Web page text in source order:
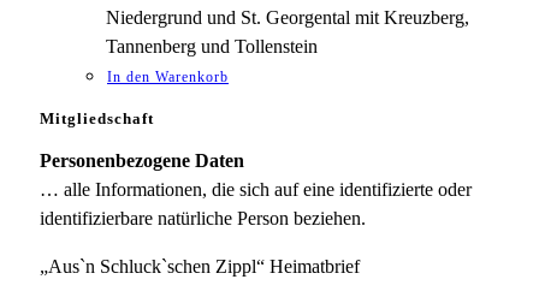
Niedergrund und St. Georgental mit Kreuzberg,
Tannenberg und Tollenstein
In den Warenkorb
Mitgliedschaft
Personenbezogene Daten
… alle Informationen, die sich auf eine identifizierte oder
identifizierbare natürliche Person beziehen.
„Aus`n Schluck`schen Zippl“ Heimatbrief